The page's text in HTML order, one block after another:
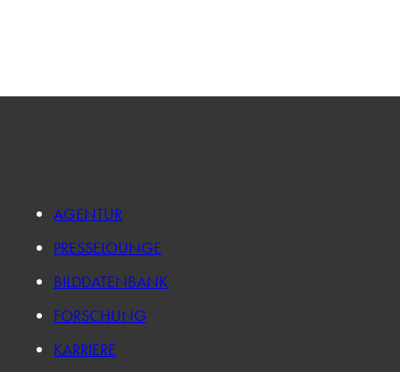
AGENTUR
PRESSELOUNGE
BILDDATENBANK
FORSCHUNG
KARRIERE